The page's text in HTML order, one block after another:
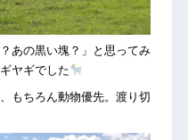
あの黒い塊？」と思ってみ
ヤギでした
もちろん動物優先。渡り切